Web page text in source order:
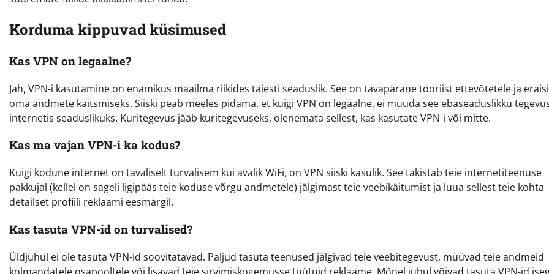
Korduma kippuvad küsimused
Kas VPN on legaalne?
Jah, VPN-i kasutamine on enamikus maailma riikides täiesti seaduslik. See on tavapärane tööriist ettevõtetele ja
oma andmete kaitsmiseks. Siiski peab meeles pidama, et kuigi VPN on legaalne, ei muuda see ebaseaduslikku
internetis seaduslikuks. Kuritegevus jääb kuritegevuseks, olenemata sellest, kas kasutate VPN-i või mitte.
Kas ma vajan VPN-i ka kodus?
Kuigi kodune internet on tavaliselt turvalisem kui avalik WiFi, on VPN siiski kasulik. See takistab teie internetiteenuse
pakkujal (kellel on sageli ligipääs teie koduse võrgu andmetele) jälgimast teie veebikäitumist ja luua sellest teie kohta
detailset profiili reklaami eesmärgil.
Kas tasuta VPN-id on turvalised?
Üldjuhul ei ole tasuta VPN-id soovitatavad. Paljud tasuta teenused jälgivad teie veebitegevust, müüvad teie andmeid